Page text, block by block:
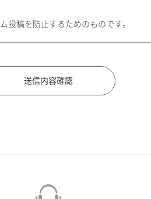
投稿を防止するためのものです。